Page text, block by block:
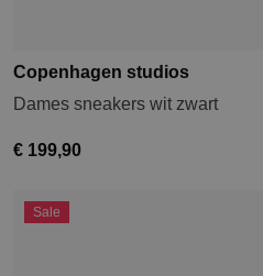
Copenhagen studios
Dames sneakers wit zwart
€ 199,90
Sale